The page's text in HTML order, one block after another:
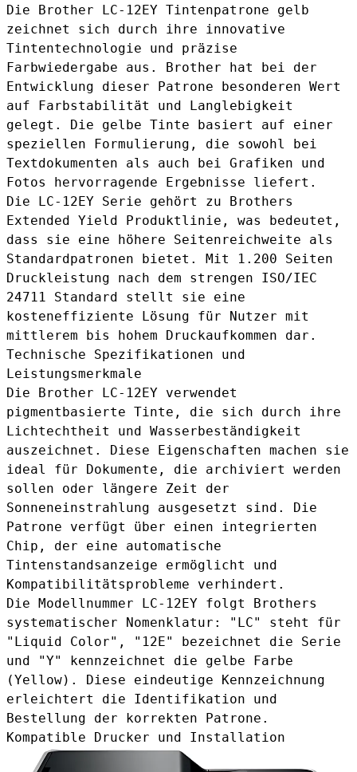
Die
Brother LC-12EY Tintenpatrone gelb
zeichnet sich durch ihre innovative
Tintentechnologie und präzise
Farbwiedergabe aus. Brother hat bei der
Entwicklung dieser Patrone besonderen Wert
auf Farbstabilität und Langlebigkeit
gelegt. Die gelbe Tinte basiert auf einer
speziellen Formulierung, die sowohl bei
Textdokumenten als auch bei Grafiken und
Fotos hervorragende Ergebnisse liefert.
Die LC-12EY Serie gehört zu Brothers
Extended Yield Produktlinie, was bedeutet,
dass sie eine höhere Seitenreichweite als
Standardpatronen bietet. Mit 1.200 Seiten
Druckleistung nach dem strengen ISO/IEC
24711 Standard stellt sie eine
kosteneffiziente Lösung für Nutzer mit
mittlerem bis hohem Druckaufkommen dar.
Technische Spezifikationen und
Leistungsmerkmale
Die Brother LC-12EY verwendet
pigmentbasierte Tinte, die sich durch ihre
Lichtechtheit und Wasserbeständigkeit
auszeichnet. Diese Eigenschaften machen sie
ideal für Dokumente, die archiviert werden
sollen oder längere Zeit der
Sonneneinstrahlung ausgesetzt sind. Die
Patrone verfügt über einen integrierten
Chip, der eine automatische
Tintenstandsanzeige ermöglicht und
Kompatibilitätsprobleme verhindert.
Die Modellnummer LC-12EY folgt Brothers
systematischer Nomenklatur: "LC" steht für
"Liquid Color", "12E" bezeichnet die Serie
und "Y" kennzeichnet die gelbe Farbe
(Yellow). Diese eindeutige Kennzeichnung
erleichtert die Identifikation und
Bestellung der korrekten Patrone.
Kompatible Drucker und Installation